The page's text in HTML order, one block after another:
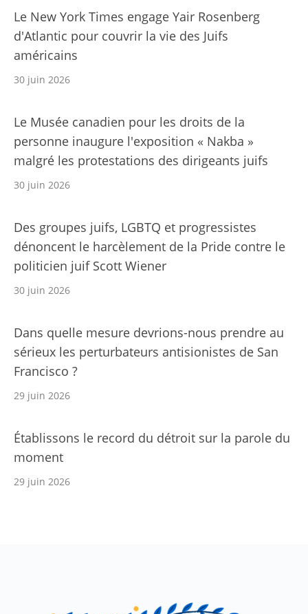
Le New York Times engage Yair Rosenberg
d'Atlantic pour couvrir la vie des Juifs
américains
30 juin 2026
Le Musée canadien pour les droits de la
personne inaugure l'exposition « Nakba »
malgré les protestations des dirigeants juifs
30 juin 2026
Des groupes juifs, LGBTQ et progressistes
dénoncent le harcèlement de la Pride contre le
politicien juif Scott Wiener
30 juin 2026
Dans quelle mesure devrions-nous prendre au
sérieux les perturbateurs antisionistes de San
Francisco ?
29 juin 2026
Établissons le record du détroit sur la parole du
moment
29 juin 2026